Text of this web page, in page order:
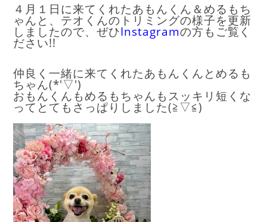
４月１日に来てくれたあもんくん＆めるもち
ゃんと、テオくんのトリミングの様子を更新
しましたので、ぜひInstagramの方もご覧く
ださい!!
仲良く一緒に来てくれたあもんくんとめるも
ちゃん(*'▽')
おもんくんもめるもちゃんもスッキリ短くな
ってとてもさっぱりしました(≧▽≦)